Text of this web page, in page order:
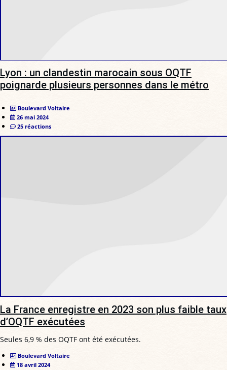
Lyon : un clandestin marocain sous OQTF
poignarde plusieurs personnes dans le métro
Boulevard Voltaire
26 mai 2024
25 réactions
La France enregistre en 2023 son plus faible taux
d’OQTF exécutées
Seules 6,9 % des OQTF ont été exécutées.
Boulevard Voltaire
18 avril 2024